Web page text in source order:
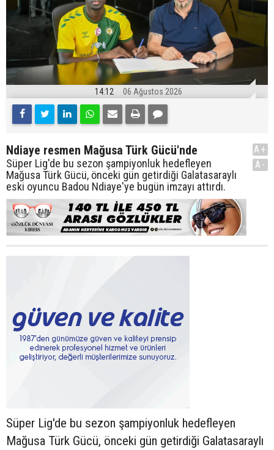
14:12 06 Ağustos 2026
Ndiaye resmen Mağusa Türk Gücü'nde
Süper Lig'de bu sezon şampiyonluk hedefleyen
Mağusa Türk Gücü, önceki gün getirdiği Galatasaraylı
eski oyuncu Badou Ndiaye'ye bugün imzayı attırdı.
A+
A-
Süper Lig'de bu sezon şampiyonluk hedefleyen
Mağusa Türk Gücü, önceki gün getirdiği Galatasaraylı